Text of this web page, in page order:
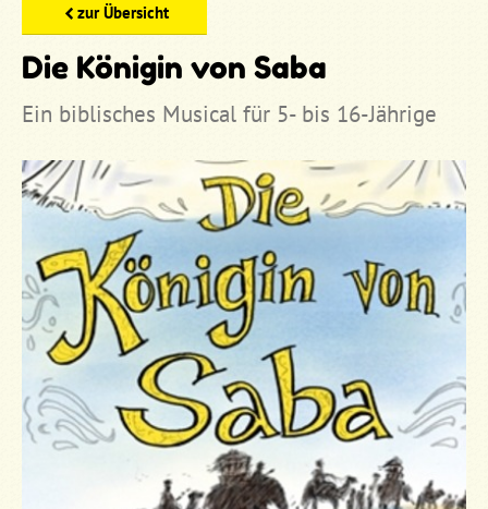
zur Übersicht
Die Königin von Saba
Ein biblisches Musical für 5- bis 16-Jährige